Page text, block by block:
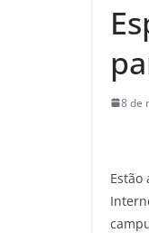
8 de
Estão